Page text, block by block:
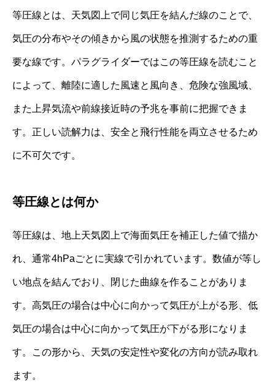
等圧線とは、天気図上で同じ気圧を結んだ線のことで、
気圧の分布やその傾きから風の状態を推測するための重
要な線です。パラグライダーではこの等圧線を読むこと
によって、離陸に適した風速と風向き、危険な強風域、
また上昇気流や前線接近時の予兆を事前に把握できま
す。正しい読解力は、安全と飛行性能を両立させるため
に不可欠です。
等圧線とは何か
等圧線は、地上天気図上で海面気圧を補正した値で描か
れ、通常4hPaごとに実線で引かれています。数値が等し
い地点を結んでおり、閉じた曲線を作ることがありま
す。高気圧の場合は中心に向かって気圧が上がる形、低
気圧の場合は中心に向かって気圧が下がる形になりま
す。この形から、天気の安定性や変化の方向が読み取れ
ます。